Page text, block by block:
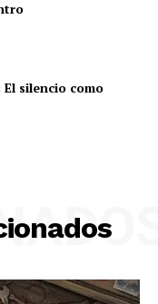
silencio como